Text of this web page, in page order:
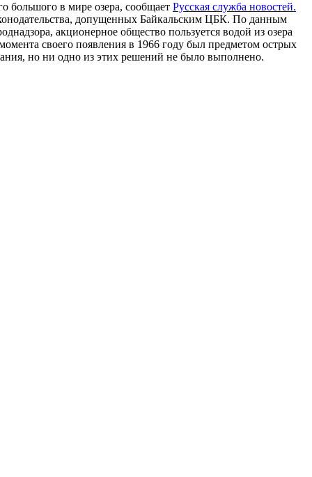
большого в мире озера, сообщает Русская служба новостей.
допущенных Байкальским ЦБК. По данным
акционерное общество пользуется водой из озера
своего появления в 1966 году был предметом острых
но ни одно из этих решений не было выполнено.